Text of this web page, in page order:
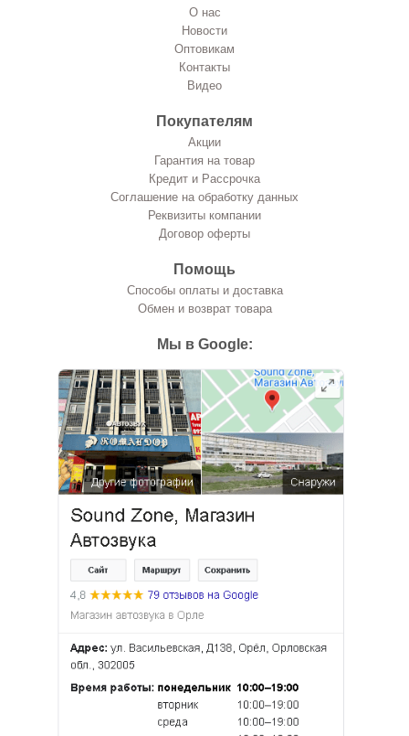
О нас
Новости
Оптовикам
Контакты
Видео
Покупателям
Акции
Гарантия на товар
Кредит и Рассрочка
Соглашение на обработку данных
Реквизиты компании
Договор оферты
Помощь
Способы оплаты и доставка
Обмен и возврат товара
Мы в Google: